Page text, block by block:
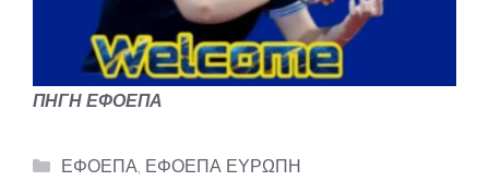
ΠΗΓΗ ΕΦΟΕΠΑ
Categories
ΕΦΟΕΠΑ ΕΦΟΕΠΑ ΕΥΡΩΠΗ